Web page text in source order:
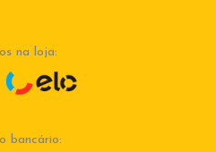
na loja:
bancário: